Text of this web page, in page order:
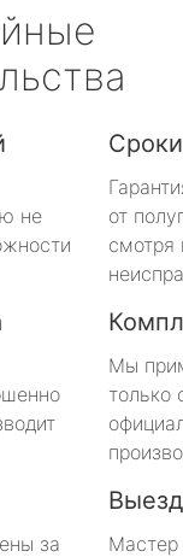
не
Сроки
от
смотря
Мы
только
за
Мастер